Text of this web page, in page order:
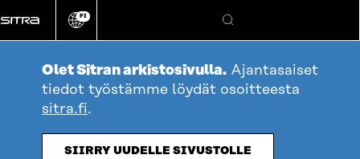
suoraan
sisältöön
Vaihda
kieli
FI
Hae
Olet Sitran arkistosivulla. Ajantasaiset
tiedot työstämme löydät osoitteesta
sitra.fi.
SIIRRY UUDELLE SIVUSTOLLE